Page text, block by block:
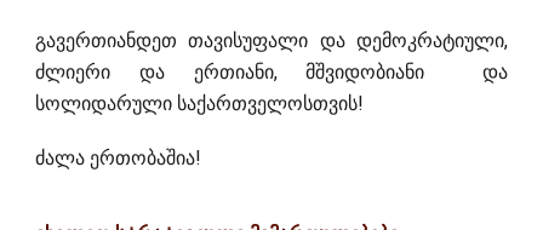
გავერთიანდეთ თავისუფალი და დემოკრატიული,
ძლიერი და ერთიანი, მშვიდობიანი და
სოლიდარული საქართველოსთვის!
ძალა ერთობაშია!